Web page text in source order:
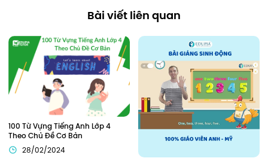
Bài viết liên quan
100 Từ Vựng Tiếng Anh Lớp 4
Theo Chủ Đề Cơ Bản
28/02/2024